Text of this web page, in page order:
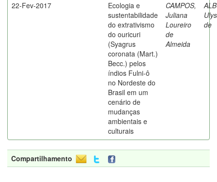
22-Fev-2017
Ecologia e
sustentabilidade
do extrativismo
do ouricuri
(Syagrus
coronata (Mart.)
Becc.) pelos
índios Fulni-ô
no Nordeste do
Brasil em um
cenário de
mudanças
ambientais e
culturais
CAMPOS,
Juliana
Loureiro
de
Almeida
de
Compartilhamento